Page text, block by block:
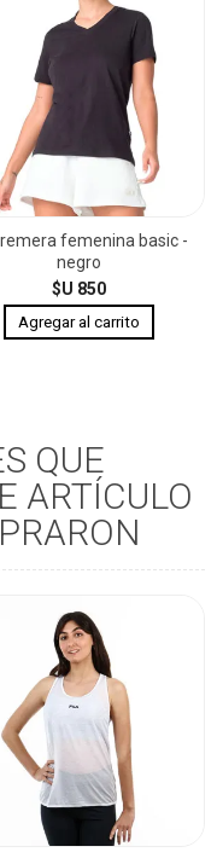
femenina basic -
negro
$U 850
QUE
ARTÍCULO